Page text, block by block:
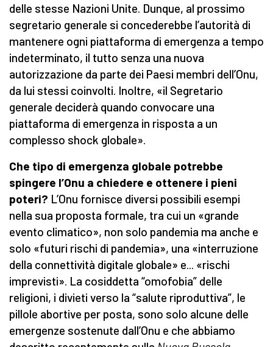
delle stesse Nazioni Unite. Dunque, al prossimo
segretario generale si concederebbe l’autorità di
mantenere ogni piattaforma di emergenza a tempo
indeterminato, il tutto senza una nuova
autorizzazione da parte dei Paesi membri dell’Onu,
da lui stessi coinvolti. Inoltre, «il Segretario
generale deciderà quando convocare una
piattaforma di emergenza in risposta a un
complesso shock globale».
Che tipo di emergenza globale potrebbe
spingere l’Onu a chiedere e ottenere i pieni
poteri? L’Onu fornisce diversi possibili esempi
nella sua proposta formale, tra cui un «grande
evento climatico», non solo pandemia ma anche e
solo «futuri rischi di pandemia», una «interruzione
della connettività digitale globale» e... «rischi
imprevisti». La cosiddetta “omofobia” delle
religioni, i divieti verso la “salute riproduttiva”, le
pillole abortive per posta, sono solo alcune delle
emergenze sostenute dall’Onu e che abbiamo